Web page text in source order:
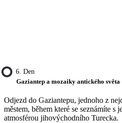
6. Den
Gaziantep a mozaiky antického světa
Odjezd do Gaziantepu, jednoho z
městem, během které se seznámíte
atmosférou jihovýchodního Turecka.